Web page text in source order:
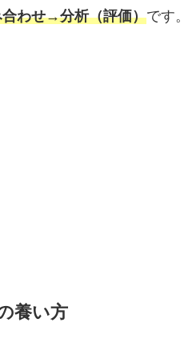
わせ→分析（評価）です。
養い方